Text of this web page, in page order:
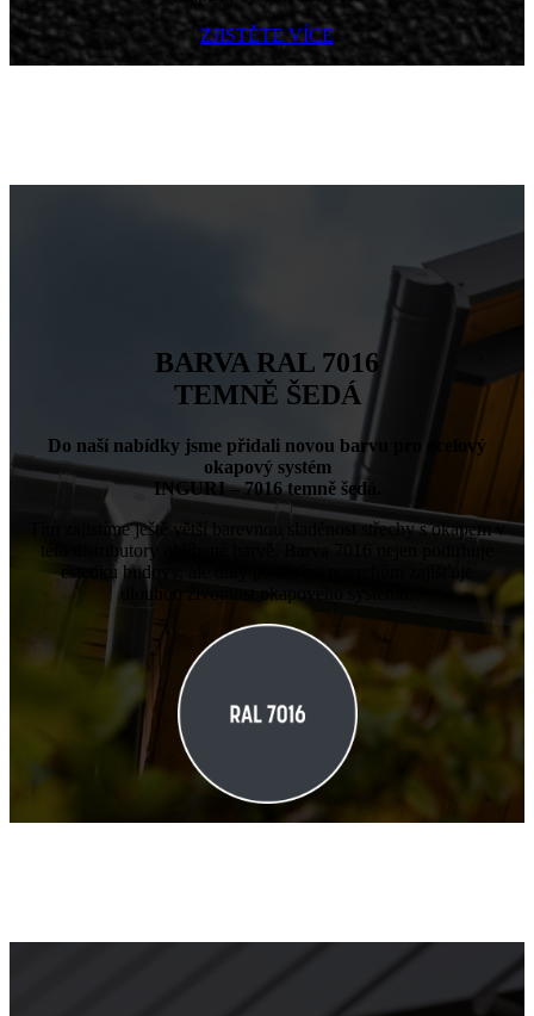
ZJISTĚTE VÍCE
BARVA RAL 7016
TEMNĚ ŠEDÁ
Do naší nabídky jsme přidali novou barvu pro ocelový
okapový systém
INGURI – 7016 temně šedá.
Tím zajistíme ještě větší barevnou sladěnost střechy s okapem v
této distributory oblíbené barvě. Barva 7016 nejen podtrhuje
estetiku budovy, ale díky použitým povrchům zajišťuje
dlouhou životnost okapového systému.